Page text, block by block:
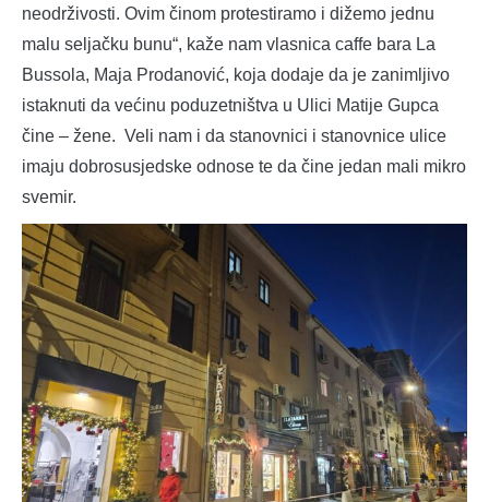
neodrživosti. Ovim činom protestiramo i dižemo jednu
malu seljačku bunu“, kaže nam vlasnica caffe bara La
Bussola, Maja Prodanović, koja dodaje da je zanimljivo
istaknuti da većinu poduzetništva u Ulici Matije Gupca
čine – žene. Veli nam i da stanovnici i stanovnice ulice
imaju dobrosusjedske odnose te da čine jedan mali mikro
svemir.